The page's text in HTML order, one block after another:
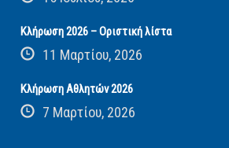
Κλήρωση 2026 – Οριστική λίστα
11 Μαρτίου, 2026
Κλήρωση Αθλητών 2026
7 Μαρτίου, 2026